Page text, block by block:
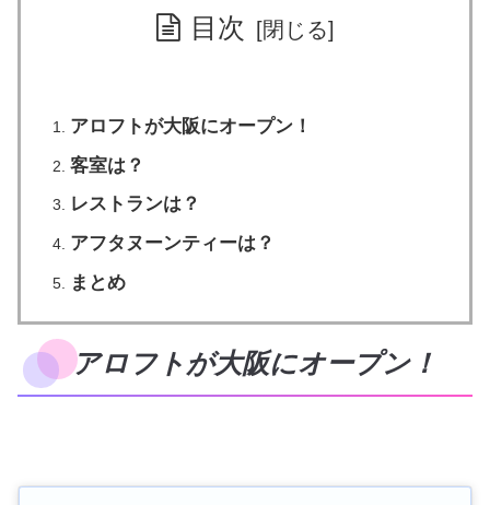
目次
アロフトが大阪にオープン！
客室は？
レストランは？
アフタヌーンティーは？
まとめ
アロフトが大阪にオープン！